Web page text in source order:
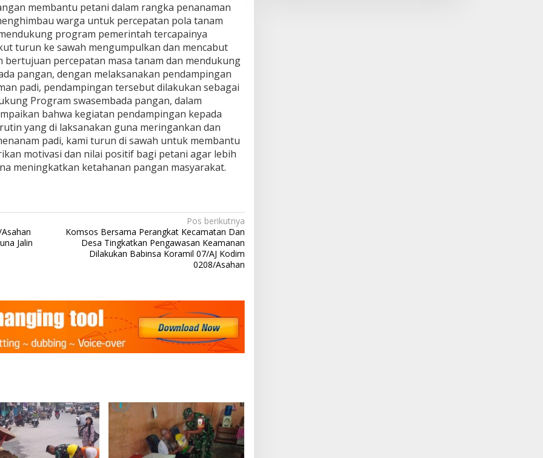
membantu petani dalam rangka penanaman
warga untuk percepatan pola tanam
program pemerintah tercapainya
turun ke sawah mengumpulkan dan mencabut
bertujuan percepatan masa tanam dan mendukung
pangan, dengan melaksanakan pendampingan
padi, pendampingan tersebut dilakukan sebagai
Program swasembada pangan, dalam
bahwa kegiatan pendampingan kepada
yang di laksanakan guna meringankan dan
padi, kami turun di sawah untuk membantu
motivasi dan nilai positif bagi petani agar lebih
meningkatkan ketahanan pangan masyarakat.
Jalin
Pos berikutnya
Komsos Bersama Perangkat Kecamatan Dan
Desa Tingkatkan Pengawasan Keamanan
Dilakukan Babinsa Koramil 07/AJ Kodim
0208/Asahan